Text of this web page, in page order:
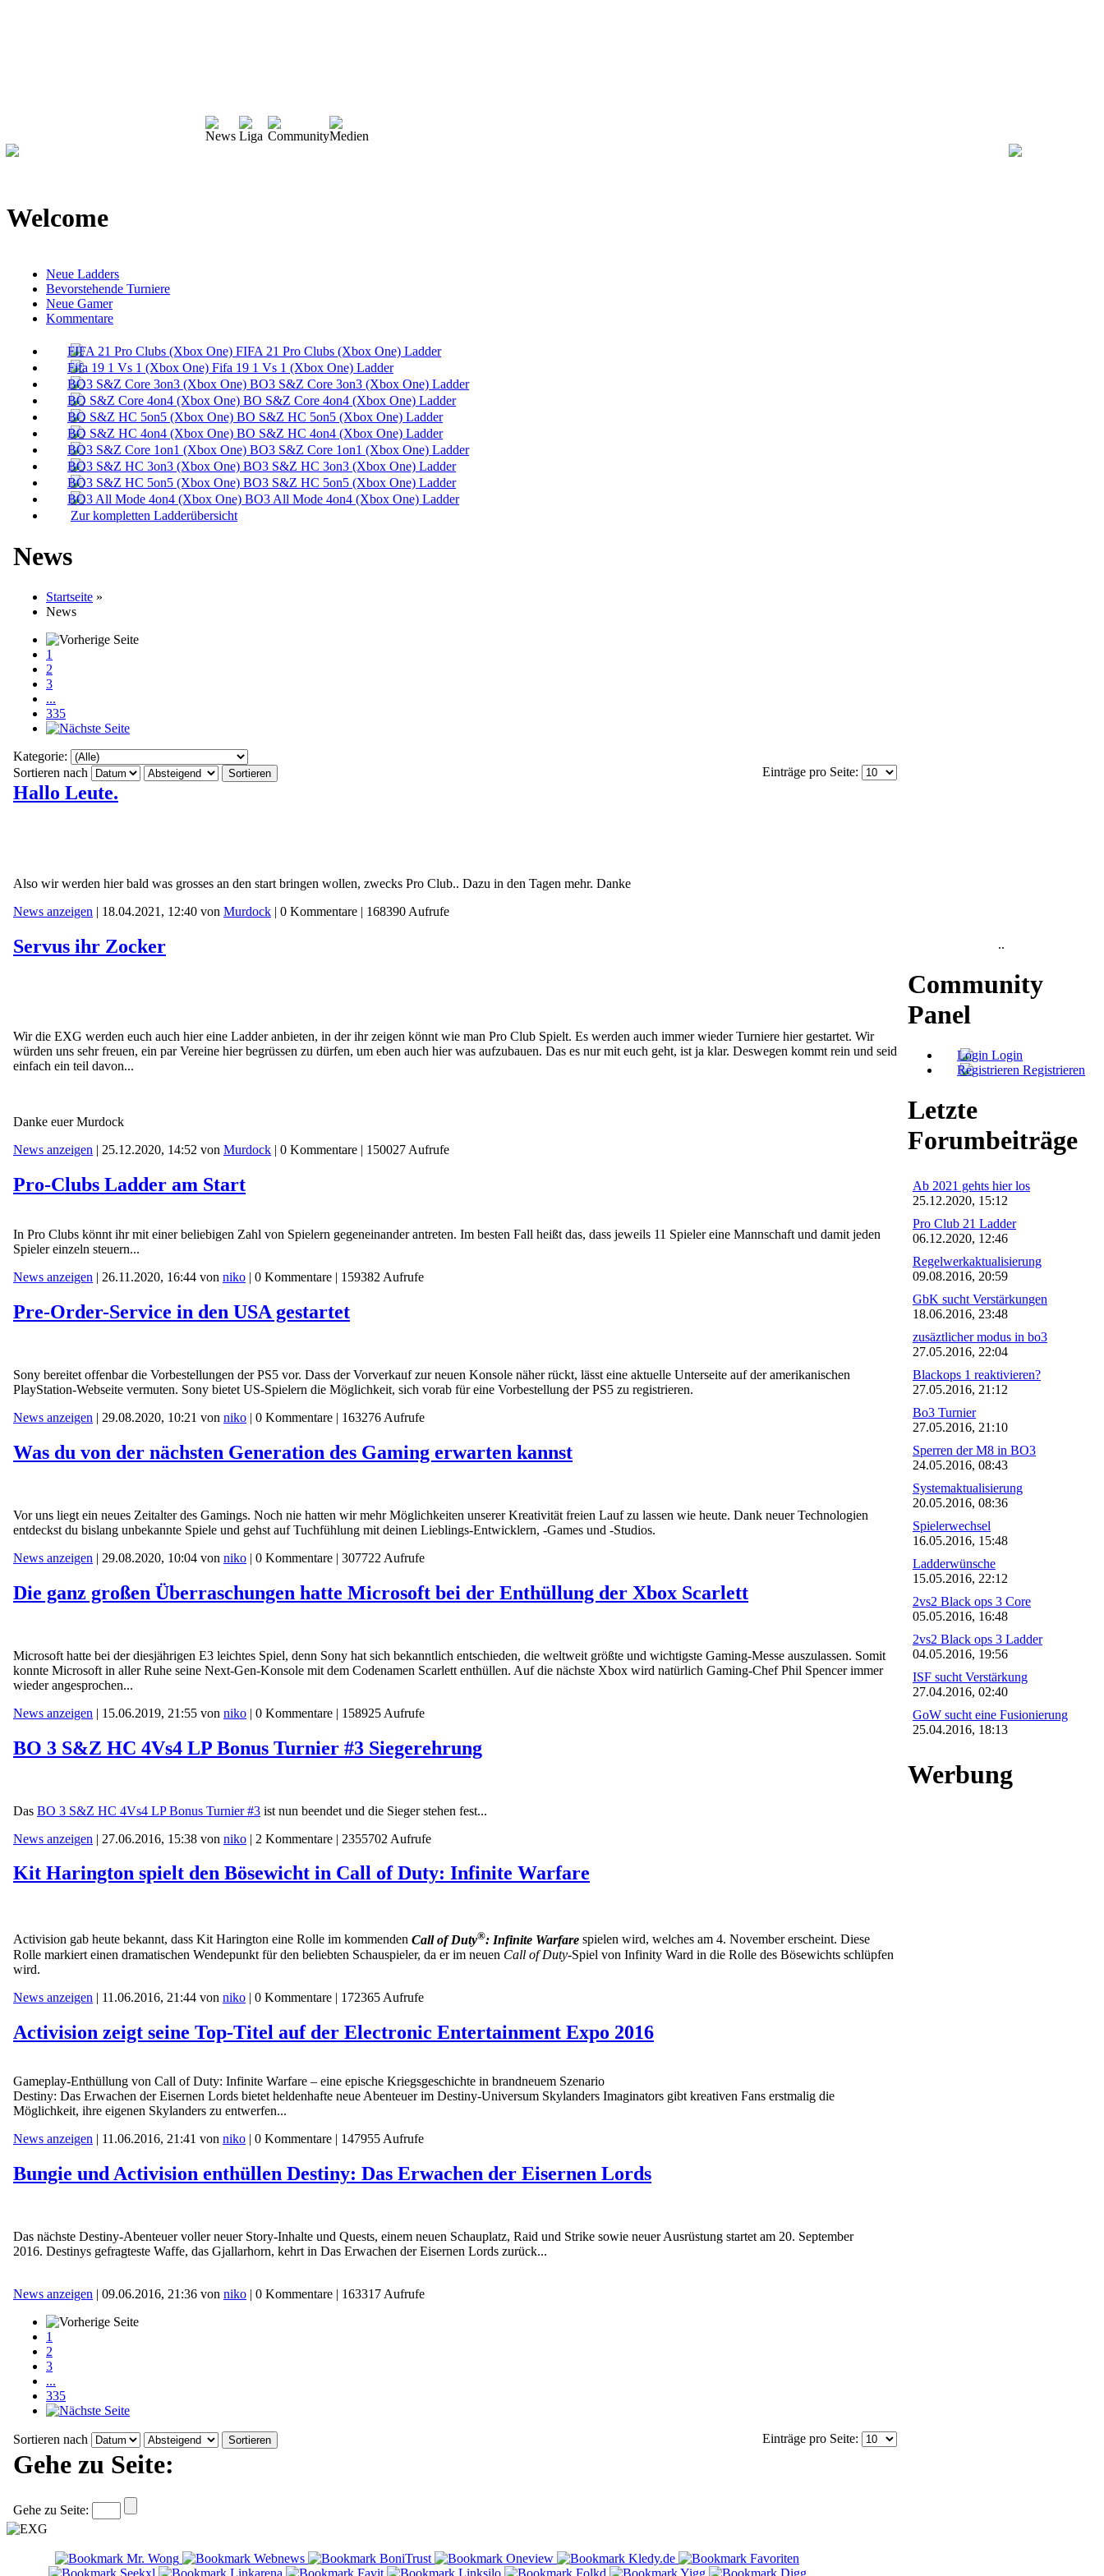
Welcome
Neue Ladders
Bevorstehende Turniere
Neue Gamer
Kommentare
FIFA 21 Pro Clubs (Xbox One) Ladder
Fifa 19 1 Vs 1 (Xbox One) Ladder
BO3 S&Z Core 3on3 (Xbox One) Ladder
BO S&Z Core 4on4 (Xbox One) Ladder
BO S&Z HC 5on5 (Xbox One) Ladder
BO S&Z HC 4on4 (Xbox One) Ladder
BO3 S&Z Core 1on1 (Xbox One) Ladder
BO3 S&Z HC 3on3 (Xbox One) Ladder
BO3 S&Z HC 5on5 (Xbox One) Ladder
BO3 All Mode 4on4 (Xbox One) Ladder
Zur kompletten Ladderübersicht
News
Startseite »
News
1
2
3
...
335
Kategorie:
Sortieren nach
Einträge pro Seite:
Hallo Leute.
Also wir werden hier bald was grosses an den start bringen wollen, zwecks Pro Club.. Dazu in den Tagen mehr. Danke
News anzeigen | 18.04.2021, 12:40 von Murdock | 0 Kommentare | 168390 Aufrufe
Servus ihr Zocker
Wir die EXG werden euch auch hier eine Ladder anbieten, in der ihr zeigen könnt wie man Pro Club Spielt. Es werden auch immer wieder Turniere hier gestartet. Wir
würden uns sehr freuen, ein par Vereine hier begrüssen zu dürfen, um eben auch hier was aufzubauen. Das es nur mit euch geht, ist ja klar. Deswegen kommt rein und seid
einfach ein teil davon...
Danke euer Murdock
News anzeigen | 25.12.2020, 14:52 von Murdock | 0 Kommentare | 150027 Aufrufe
Pro-Clubs Ladder am Start
In Pro Clubs könnt ihr mit einer beliebigen Zahl von Spielern gegeneinander antreten. Im besten Fall heißt das, dass jeweils 11 Spieler eine Mannschaft und damit jeden
Spieler einzeln steuern...
News anzeigen | 26.11.2020, 16:44 von niko | 0 Kommentare | 159382 Aufrufe
Pre-Order-Service in den USA gestartet
Sony bereitet offenbar die Vorbestellungen der PS5 vor. Dass der Vorverkauf zur neuen Konsole näher rückt, lässt eine aktuelle Unterseite auf der amerikanischen
PlayStation-Webseite vermuten. Sony bietet US-Spielern die Möglichkeit, sich vorab für eine Vorbestellung der PS5 zu registrieren.
News anzeigen | 29.08.2020, 10:21 von niko | 0 Kommentare | 163276 Aufrufe
Was du von der nächsten Generation des Gaming erwarten kannst
Vor uns liegt ein neues Zeitalter des Gamings. Noch nie hatten wir mehr Möglichkeiten unserer Kreativität freien Lauf zu lassen wie heute. Dank neuer Technologien
entdeckst du bislang unbekannte Spiele und gehst auf Tuchfühlung mit deinen Lieblings-Entwicklern, -Games und -Studios.
News anzeigen | 29.08.2020, 10:04 von niko | 0 Kommentare | 307722 Aufrufe
Die ganz großen Überraschungen hatte Microsoft bei der Enthüllung der Xbox Scarlett
Microsoft hatte bei der diesjährigen E3 leichtes Spiel, denn Sony hat sich bekanntlich entschieden, die weltweit größte und wichtigste Gaming-Messe auszulassen. Somit
konnte Microsoft in aller Ruhe seine Next-Gen-Konsole mit dem Codenamen Scarlett enthüllen. Auf die nächste Xbox wird natürlich Gaming-Chef Phil Spencer immer
wieder angesprochen...
News anzeigen | 15.06.2019, 21:55 von niko | 0 Kommentare | 158925 Aufrufe
BO 3 S&Z HC 4Vs4 LP Bonus Turnier #3 Siegerehrung
Das BO 3 S&Z HC 4Vs4 LP Bonus Turnier #3 ist nun beendet und die Sieger stehen fest...
News anzeigen | 27.06.2016, 15:38 von niko | 2 Kommentare | 2355702 Aufrufe
Kit Harington spielt den Bösewicht in Call of Duty: Infinite Warfare
Activision gab heute bekannt, dass Kit Harington eine Rolle im kommenden Call of Duty®: Infinite Warfare spielen wird, welches am 4. November erscheint. Diese
Rolle markiert einen dramatischen Wendepunkt für den beliebten Schauspieler, da er im neuen Call of Duty-Spiel von Infinity Ward in die Rolle des Bösewichts schlüpfen
wird.
News anzeigen | 11.06.2016, 21:44 von niko | 0 Kommentare | 172365 Aufrufe
Activision zeigt seine Top-Titel auf der Electronic Entertainment Expo 2016
Gameplay-Enthüllung von Call of Duty: Infinite Warfare – eine epische Kriegsgeschichte in brandneuem Szenario
Destiny: Das Erwachen der Eisernen Lords bietet heldenhafte neue Abenteuer im Destiny-Universum Skylanders Imaginators gibt kreativen Fans erstmalig die
Möglichkeit, ihre eigenen Skylanders zu entwerfen...
News anzeigen | 11.06.2016, 21:41 von niko | 0 Kommentare | 147955 Aufrufe
Bungie und Activision enthüllen Destiny: Das Erwachen der Eisernen Lords
Das nächste Destiny-Abenteuer voller neuer Story-Inhalte und Quests, einem neuen Schauplatz, Raid und Strike sowie neuer Ausrüstung startet am 20. September
2016. Destinys gefragteste Waffe, das Gjallarhorn, kehrt in Das Erwachen der Eisernen Lords zurück...
News anzeigen | 09.06.2016, 21:36 von niko | 0 Kommentare | 163317 Aufrufe
1
2
3
...
335
Sortieren nach Einträge pro Seite:
Gehe zu Seite:
Gehe zu Seite:
..
Community
Panel
Login
Registrieren
Letzte
Forumbeiträge
Ab 2021 gehts hier los
25.12.2020, 15:12
Pro Club 21 Ladder
06.12.2020, 12:46
Regelwerkaktualisierung
09.08.2016, 20:59
GbK sucht Verstärkungen
18.06.2016, 23:48
zusäztlicher modus in bo3
27.05.2016, 22:04
Blackops 1 reaktivieren?
27.05.2016, 21:12
Bo3 Turnier
27.05.2016, 21:10
Sperren der M8 in BO3
24.05.2016, 08:43
Systemaktualisierung
20.05.2016, 08:36
Spielerwechsel
16.05.2016, 15:48
Ladderwünsche
15.05.2016, 22:12
2vs2 Black ops 3 Core
05.05.2016, 16:48
2vs2 Black ops 3 Ladder
04.05.2016, 19:56
ISF sucht Verstärkung
27.04.2016, 02:40
GoW sucht eine Fusionierung
25.04.2016, 18:13
Werbung